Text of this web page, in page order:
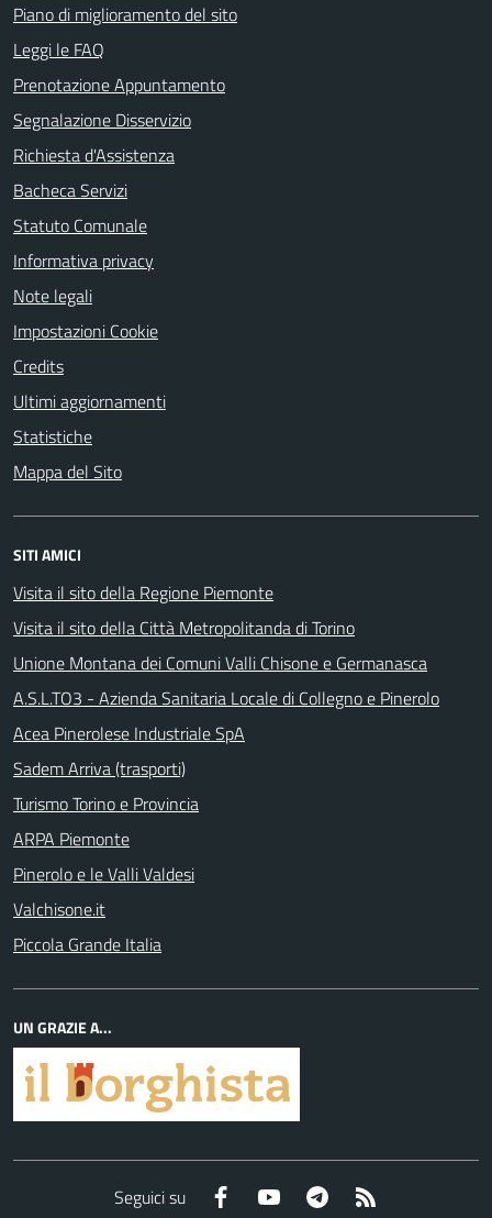
Piano di miglioramento del sito
Leggi le FAQ
Prenotazione Appuntamento
Segnalazione Disservizio
Richiesta d'Assistenza
Bacheca Servizi
Statuto Comunale
Informativa privacy
Note legali
Impostazioni Cookie
Credits
Ultimi aggiornamenti
Statistiche
Mappa del Sito
SITI AMICI
Visita il sito della Regione Piemonte
Visita il sito della Città Metropolitanda di Torino
Unione Montana dei Comuni Valli Chisone e Germanasca
A.S.L.TO3 - Azienda Sanitaria Locale di Collegno e Pinerolo
Acea Pinerolese Industriale SpA
Sadem Arriva (trasporti)
Turismo Torino e Provincia
ARPA Piemonte
Pinerolo e le Valli Valdesi
Valchisone.it
Piccola Grande Italia
UN GRAZIE A...
Seguici su Facebook YouTube Telegram